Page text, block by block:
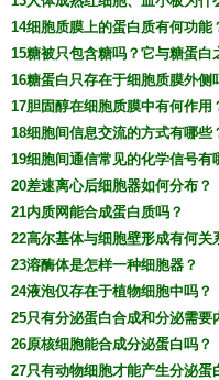
14细胞质膜上的蛋白质有何功能
15糖被只包含糖吗？它与糖蛋白
16糖蛋白只存在于细胞质膜外侧
17胆固醇在细胞质膜中有何作用
18细胞间信息交流的方式有哪些
19细胞间通信常见的化学信号有
20差速离心后细胞器如何分布？
21内质网能合成蛋白质吗？
22高尔基体与细胞壁形成有何关
23溶酶体是怎样一种细胞器？
24液泡仅存在于植物细胞中吗？
25只有分泌蛋白合成和分泌需要
26原核细胞能合成分泌蛋白吗？
27只有动物细胞才能产生分泌蛋